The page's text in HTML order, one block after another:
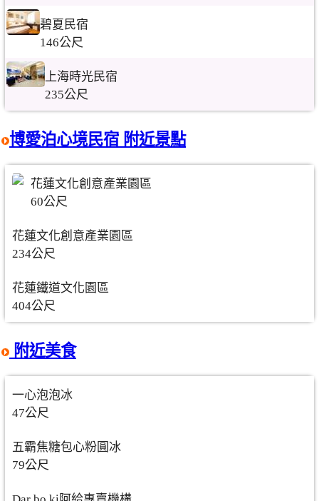
碧夏民宿
146公尺
上海時光民宿
235公尺
博愛泊心境民宿 附近景點
花蓮文化創意產業園區
60公尺
花蓮文化創意產業園區
234公尺
花蓮鐵道文化園區
404公尺
附近美食
一心泡泡冰
47公尺
五霸焦糖包心粉圓冰
79公尺